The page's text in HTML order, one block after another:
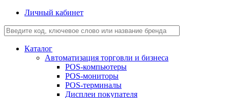
Личный кабинет
Каталог
Автоматизация торговли и бизнеса
POS-компьютеры
POS-мониторы
POS-терминалы
Дисплеи покупателя